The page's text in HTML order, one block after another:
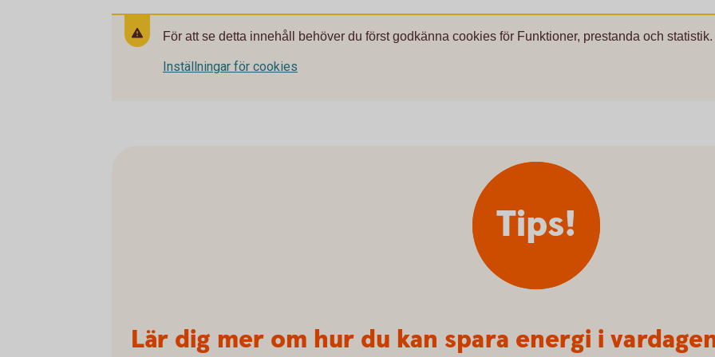
För att se detta innehåll behöver du först godkänna cookies för Funktioner, prestanda och statistik.
Inställningar för cookies
Lär dig mer om hur du kan spara energi i
Tips!